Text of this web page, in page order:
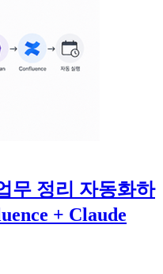
무 정리 자동화하
+ Claude